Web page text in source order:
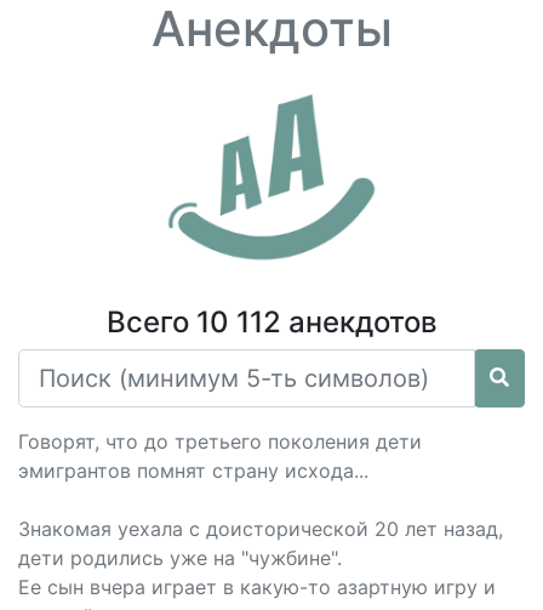
Анекдоты
Всего 10 112 анекдотов
Говорят, что до третьего поколения дети
эмигрантов помнят страну исхода...
Знакомая уехала с доисторической 20 лет назад,
дети родились уже на "чужбине".
Ее сын вчера играет в какую-то азартную игру и